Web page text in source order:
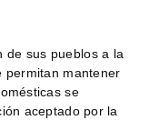
de sus pueblos a la
permitan mantener
se
aceptado por la